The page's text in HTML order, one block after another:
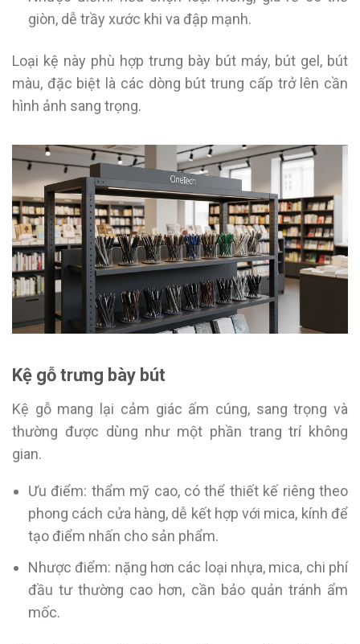
giòn, dễ trầy xước khi va đập mạnh.
Loại kệ này phù hợp trưng bày bút máy, bút gel, bút
màu, đặc biệt là các dòng bút trung cấp trở lên cần
hình ảnh sang trọng.
Kệ gỗ trưng bày bút
Kệ gỗ mang lại cảm giác ấm cúng, sang trọng và
thường được dùng như một phần trang trí không
gian.
Ưu điểm: thẩm mỹ cao, có thể thiết kế riêng theo
phong cách cửa hàng, dễ kết hợp với mica, kính để
tạo điểm nhấn cho sản phẩm.
Nhược điểm: nặng hơn các loại nhựa, mica, chi phí
đầu tư thường cao hơn, cần bảo quản tránh ẩm
mốc.